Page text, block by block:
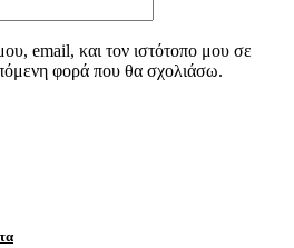
email, και τον ιστότοπο μου σε
φορά που θα σχολιάσω.